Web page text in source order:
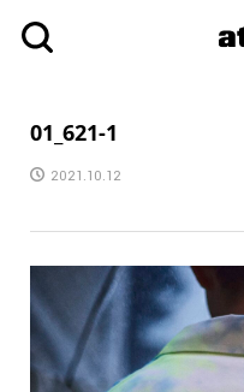
01_621-1
2021.10.12